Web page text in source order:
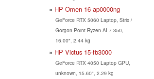
HP Omen 16-ap0000ng
GeForce RTX 5060 Laptop, Strix /
Gorgon Point Ryzen AI 7 350,
16.00", 2.44 kg
HP Victus 15-fb3000
GeForce RTX 4050 Laptop GPU,
unknown, 15.60", 2.29 kg